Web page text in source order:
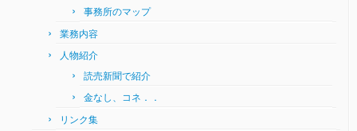
事務所のマップ
業務内容
人物紹介
読売新聞で紹介
金なし、コネ．．
リンク集